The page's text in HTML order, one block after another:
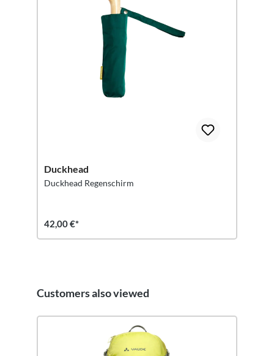
Duckhead
Duckhead Regenschirm
42,00 €*
Salta la galleria dei prodotti
Customers also viewed